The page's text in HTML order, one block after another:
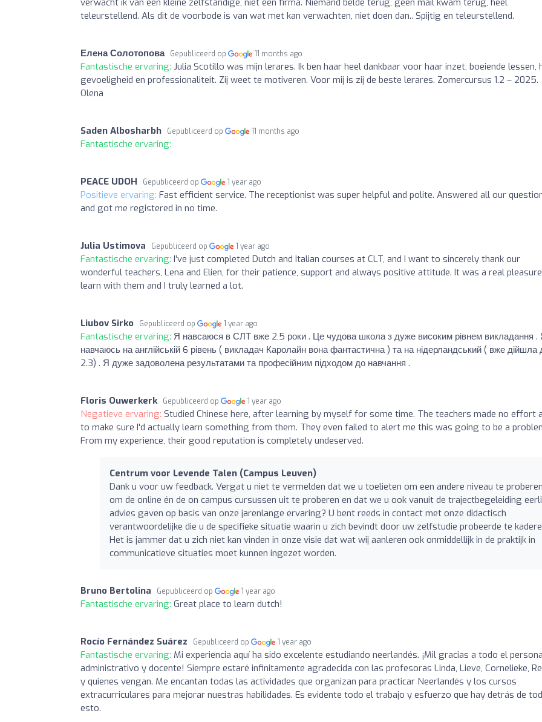
teleurstellend. Als dit de voorbode is van wat met kan verwachten, niet doen dan.. Spijtig en teleurstellend.
Елена Солотопова Gepubliceerd op 11 months ago
Fantastische ervaring: Julia Scotillo was mijn lerares. Ik ben haar heel dankbaar voor haar inzet, boeiende lessen,
gevoeligheid en professionaliteit. Zij weet te motiveren. Voor mij is zij de beste lerares. Zomercursus 1.2 – 2025.
Olena
Saden Albosharbh Gepubliceerd op 11 months ago
Fantastische ervaring:
PEACE UDOH Gepubliceerd op 1 year ago
Positieve ervaring: Fast efficient service. The receptionist was super helpful and polite. Answered all our
and got me registered in no time.
Julia Ustimova Gepubliceerd op 1 year ago
Fantastische ervaring: I’ve just completed Dutch and Italian courses at CLT, and I want to sincerely thank our
wonderful teachers, Lena and Elien, for their patience, support and always positive attitude. It was a real
learn with them and I truly learned a lot.
Liubov Sirko Gepubliceerd op 1 year ago
Fantastische ervaring: Я навсаюся в СЛТ вже 2,5 роки . Це чудова школа з дуже високим рівнем викладання .
навчаюсь на англійській 6 рівень ( викладач Каролайн вона фантастична ) та на нідерландський ( вже дійшла
2.3) . Я дуже задоволена результатами та професійним підходом до навчання .
Floris Ouwerkerk Gepubliceerd op 1 year ago
Negatieve ervaring: Studied Chinese here, after learning by myself for some time. The teachers made no effort
to make sure I'd actually learn something from them. They even failed to alert me this was going to be a
From my experience, their good reputation is completely undeserved.
Centrum voor Levende Talen (Campus Leuven)
Dank u voor uw feedback. Vergat u niet te vermelden dat we u toelieten om een andere niveau te
om de online én de on campus cursussen uit te proberen en dat we u ook vanuit de trajectbegeleiding
advies gaven op basis van onze jarenlange ervaring? U bent reeds in contact met onze didactisch
verantwoordelijke die u de specifieke situatie waarin u zich bevindt door uw zelfstudie probeerde te
Het is jammer dat u zich niet kan vinden in onze visie dat wat wij aanleren ook onmiddellijk in de praktijk in
communicatieve situaties moet kunnen ingezet worden.
Bruno Bertolina Gepubliceerd op 1 year ago
Fantastische ervaring: Great place to learn dutch!
Rocío Fernández Suárez Gepubliceerd op 1 year ago
Fantastische ervaring: Mi experiencia aquí ha sido excelente estudiando neerlandés. ¡Mil gracias a todo el
administrativo y docente! Siempre estaré infinitamente agradecida con las profesoras Linda, Lieve, Cornelieke,
y quienes vengan. Me encantan todas las actividades que organizan para practicar Neerlandés y los cursos
extracurriculares para mejorar nuestras habilidades. Es evidente todo el trabajo y esfuerzo que hay detrás de
esto.